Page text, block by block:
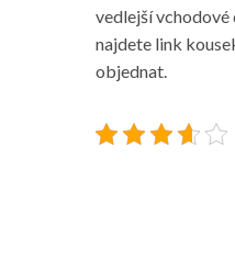
vedlejší vchodové
najdete link
objednat.